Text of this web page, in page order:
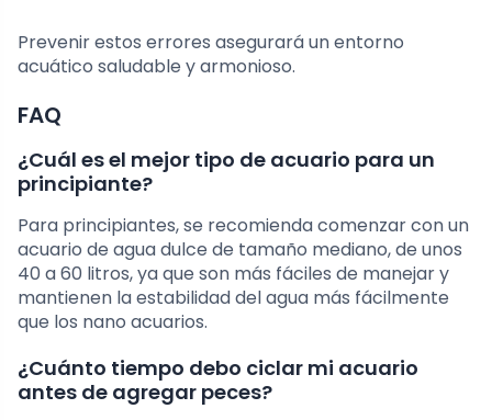
Prevenir estos errores asegurará un entorno
acuático saludable y armonioso.
FAQ
¿Cuál es el mejor tipo de acuario para un
principiante?
Para principiantes, se recomienda comenzar con un
acuario de agua dulce de tamaño mediano, de unos
40 a 60 litros, ya que son más fáciles de manejar y
mantienen la estabilidad del agua más fácilmente
que los nano acuarios.
¿Cuánto tiempo debo ciclar mi acuario
antes de agregar peces?